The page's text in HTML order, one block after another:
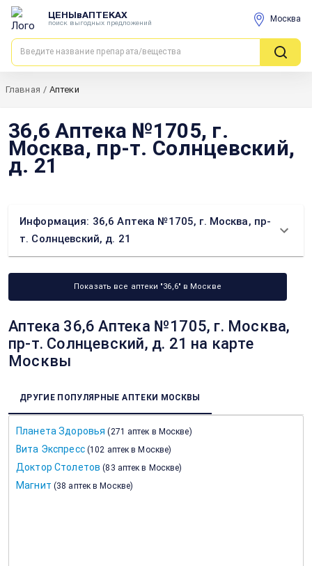
ЦЕНЫвАПТЕКАХ
поиск выгодных предложений Москва
Главная / Аптеки
36,6 Аптека №1705, г.
Москва, пр-т. Солнцевский,
д. 21
Информация: 36,6 Аптека №1705, г. Москва, пр-
т. Солнцевский, д. 21
Показать все аптеки "36,6" в Москве
Аптека 36,6 Аптека №1705, г. Москва,
пр-т. Солнцевский, д. 21 на карте
Москвы
ДРУГИЕ ПОПУЛЯРНЫЕ АПТЕКИ МОСКВЫ
Планета Здоровья (271 аптек в Москве)
Вита Экспресс (102 аптек в Москве)
Доктор Столетов (83 аптек в Москве)
Магнит (38 аптек в Москве)